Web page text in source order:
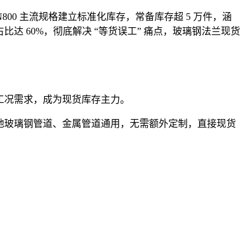
主流规格建立标准化库存，常备库存超 5 万件，涵
比达 60%，彻底解决 “等货误工” 痛点，玻璃钢法兰现货
需求，成为现货库存主力。
玻璃钢管道、金属管道通用，无需额外定制，直接现货